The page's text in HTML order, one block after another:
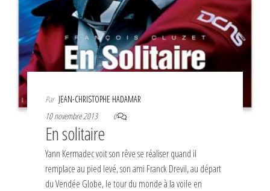
Par JEAN-CHRISTOPHE HADAMAR
10 novembre 2013
0
En solitaire
Yann Kermadec voit son rêve se réaliser quand il
remplace au pied levé, son ami Franck Drevil, au départ
du Vendée Globe, le tour du monde à la voile en